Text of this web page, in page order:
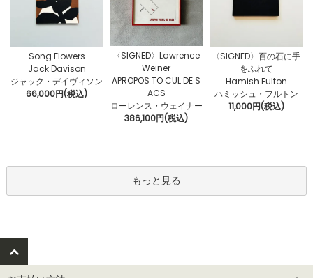
Song Flowers
Jack Davison
ジャック・デイヴィソン
66,000円(税込)
〈SIGNED〉Lawrence
Weiner
APROPOS TO CUL DE S
ACS
ローレンス・ウェイナー
386,100円(税込)
〈SIGNED〉百の石に手
をふれて
Hamish Fulton
ハミッシュ・フルトン
11,000円(税込)
もっと見る